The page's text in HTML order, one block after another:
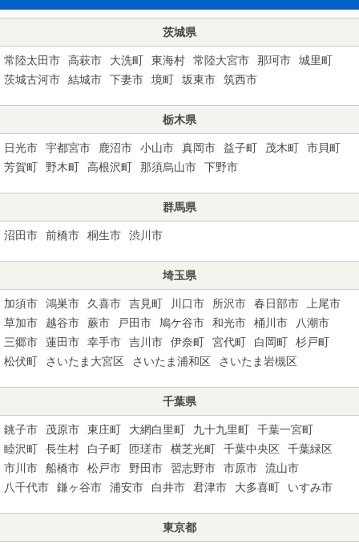
茨城県
常陸太田市 高萩市 大洗町 東海村 常陸大宮市 那珂市
城里町
茨城古河市
結城市 下妻市 境町 坂東市 筑西市
栃木県
日光市 宇都宮市 鹿沼市 小山市 真岡市 益子町 茂木町
市貝町
芳賀町
野木町 高根沢町 那須烏山市 下野市
群馬県
沼田市 前橋市 桐生市 渋川市
埼玉県
加須市 鴻巣市 久喜市 吉見町 川口市 所沢市 春日部市
上尾市
草加市
越谷市 蕨市 戸田市 鳩ケ谷市 和光市 桶川市
八潮市
三郷市
蓮田市 幸手市 吉川市 伊奈町 宮代町 白岡町
杉戸町
松伏町
さいたま大宮区 さいたま浦和区 さいたま岩槻区
千葉県
銚子市 茂原市 東庄町 大網白里町 九十九里町
千葉一宮町
睦沢町
長生村 白子町 匝瑳市 横芝光町 千葉中央区
千葉緑区
市川市
船橋市 松戸市 野田市 習志野市 市原市
流山市
八千代市
鎌ヶ谷市 浦安市 白井市 君津市 大多喜町 いすみ市
東京都